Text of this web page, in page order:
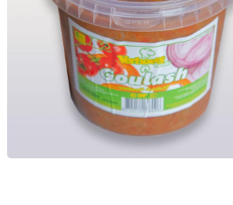
Goulash
Maaltijden
Heerlijke vers bereidde Goulash,
goed gevuld met o.a. verse
paprika